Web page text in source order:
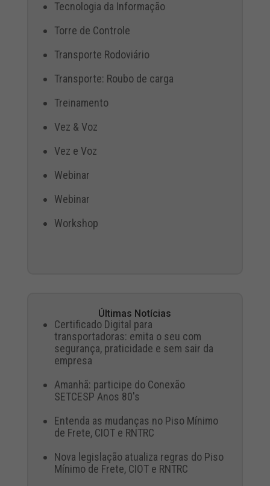
Tecnologia da Informação
Torre de Controle
Transporte Rodoviário
Transporte: Roubo de carga
Treinamento
Vez & Voz
Vez e Voz
Webinar
Webinar
Workshop
Últimas Notícias
Certificado Digital para
transportadoras: emita o seu com
segurança, praticidade e sem sair da
empresa
Amanhã: participe do Conexão
SETCESP Anos 80's
Entenda as mudanças no Piso Mínimo
de Frete, CIOT e RNTRC
Nova legislação atualiza regras do Piso
Mínimo de Frete, CIOT e RNTRC